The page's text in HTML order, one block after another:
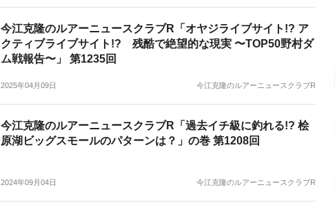
今江克隆のルアーニュースクラブR「オヤジライブサイト!? ア
クティブライブサイト!? 残酷で絶望的な現実 〜TOP50野村ダ
ム戦報告〜」 第1235回
2025年04月09日 今江克隆のルアーニュースクラブR
今江克隆のルアーニュースクラブR「過去イチ級に釣れる!? 桧
原湖ビッグスモールのパターンは？」の巻 第1208回
2024年09月04日 今江克隆のルアーニュースクラブR